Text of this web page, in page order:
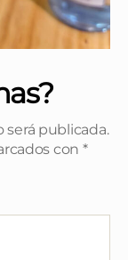
será publicada.
con *